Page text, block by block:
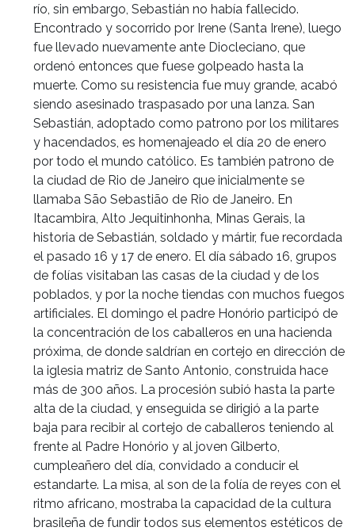
río, sin embargo, Sebastián no había fallecido.
Encontrado y socorrido por Irene (Santa Irene), luego
fue llevado nuevamente ante Diocleciano, que
ordenó entonces que fuese golpeado hasta la
muerte. Como su resistencia fue muy grande, acabó
siendo asesinado traspasado por una lanza. San
Sebastián, adoptado como patrono por los militares
y hacendados, es homenajeado el día 20 de enero
por todo el mundo católico. Es también patrono de
la ciudad de Rio de Janeiro que inicialmente se
llamaba São Sebastião de Rio de Janeiro. En
Itacambira, Alto Jequitinhonha, Minas Gerais, la
historia de Sebastián, soldado y mártir, fue recordada
el pasado 16 y 17 de enero. El día sábado 16, grupos
de folías visitaban las casas de la ciudad y de los
poblados, y por la noche tiendas con muchos fuegos
artificiales. El domingo el padre Honório participó de
la concentración de los caballeros en una hacienda
próxima, de donde saldrían en cortejo en dirección de
la iglesia matriz de Santo Antonio, construida hace
más de 300 años. La procesión subió hasta la parte
alta de la ciudad, y enseguida se dirigió a la parte
baja para recibir al cortejo de caballeros teniendo al
frente al Padre Honório y al joven Gilberto,
cumpleañero del día, convidado a conducir el
estandarte. La misa, al son de la folía de reyes con el
ritmo africano, mostraba la capacidad de la cultura
brasileña de fundir todos sus elementos estéticos de